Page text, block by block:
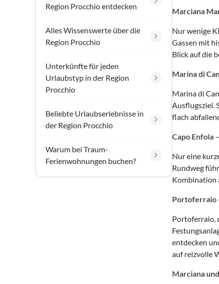
Region Procchio entdecken
Alles Wissenswerte über die
Region Procchio
Unterkünfte für jeden
Urlaubstyp in der Region
Procchio
Beliebte Urlaubserlebnisse in
der Region Procchio
Warum bei Traum-
Ferienwohnungen buchen?
Marciana
Nur wenige
Gassen mit
Blick auf die
Marina di
Marina di
Ausflugsziel.
flach
Capo Enfola
Nur eine
Rundweg
Kombination
Portoferraio
Portoferraio,
entdecken
auf reizvolle
Marciana